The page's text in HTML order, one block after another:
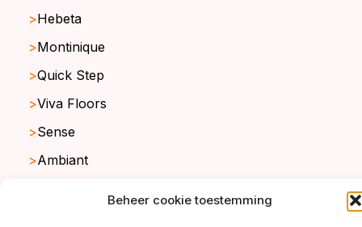
Beheer cookie toestemming
Hebeta
Montinique
Quick Step
Viva Floors
Sense
Ambiant